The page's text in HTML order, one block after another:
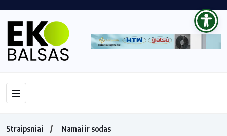
Straipsniai
Namai ir sodas